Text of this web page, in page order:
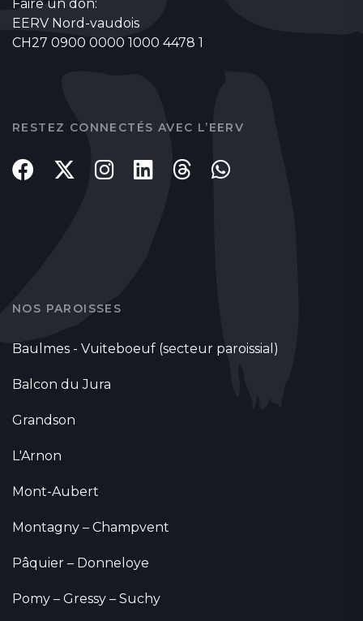
Faire un don:
EERV Nord-vaudois
CH27 0900 0000 1000 4478 1
RESTEZ CONNECTÉS AVEC L’EERV
NOS PAROISSES
Baulmes - Vuiteboeuf (secteur paroissial)
Balcon du Jura
Grandson
L'Arnon
Mont-Aubert
Montagny – Champvent
Pâquier – Donneloye
Pomy – Gressy – Suchy